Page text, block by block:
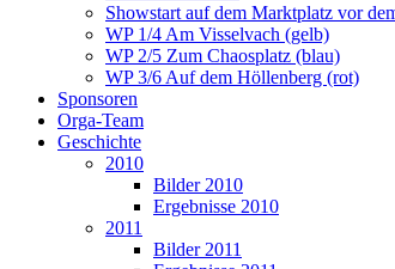
Showstart auf dem Marktplatz vor
WP 1/4 Am Visselvach (gelb)
WP 2/5 Zum Chaosplatz (blau)
WP 3/6 Auf dem Höllenberg (rot)
Sponsoren
Orga-Team
Geschichte
2010
Bilder 2010
Ergebnisse 2010
2011
Bilder 2011